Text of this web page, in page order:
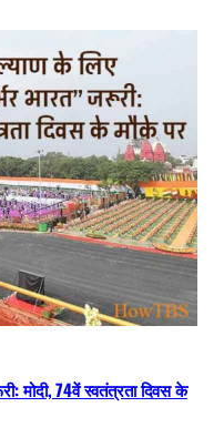
मोदी, 74वें स्वतंत्रता दिवस के